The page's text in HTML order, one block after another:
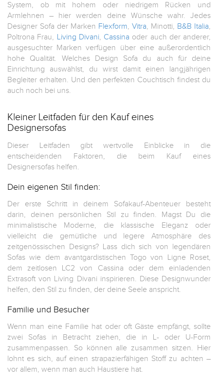
System, ob mit hohem oder niedrigem Rücken und
Armlehnen – hier werden deine Wünsche wahr. Jedes
Designer Sofa der Marken Flexform, Vitra, Minotti, B&B Italia,
Poltrona Frau, Living Divani, Cassina oder auch der anderer,
ausgesuchter Marken verfügen über eine außerordentlich
hohe Qualität. Welches Design Sofa du auch für deine
Einrichtung auswählst, du wirst damit einen langjährigen
Begleiter erhalten. Und den perfekten Couchtisch findest du
auch noch bei uns.
Kleiner Leitfaden für den Kauf eines
Designersofas
Dieser Leitfaden gibt wertvolle Einblicke in die
entscheidenden Faktoren, die beim Kauf eines
Designersofas helfen.
Dein eigenen Stil finden:
Der erste Schritt in deinem Sofakauf-Abenteuer besteht
darin, deinen persönlichen Stil zu finden. Magst Du die
minimalistische Moderne, die klassische Eleganz oder
vielleicht die gemütliche und legere Atmosphäre des
zeitgenössischen Designs? Lass dich sich von legendären
Sofas wie dem avantgardistischen Togo von Ligne Roset,
dem zeitlosen LC2 von Cassina oder dem einladenden
Extrasoft von Living Divani inspirieren. Diese Designwunder
helfen, den Stil zu finden, der deine Seele anspricht.
Familie und Besucher
Wenn man eine Familie hat oder oft Gäste empfängt, sollte
zwei Sofas in Betracht ziehen, die in L- oder U-Form
zusammenpassen. So können alle zusammen sitzen. Hier
lohnt es sich, auf einen strapazierfähigen Stoff zu achten –
vor allem, wenn man auch Haustiere hat.